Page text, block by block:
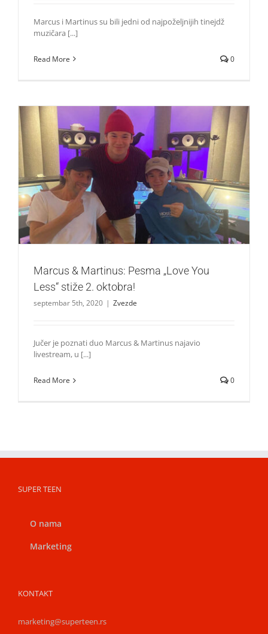
Marcus i Martinus su bili jedni od najpoželjnijih tinejdž
muzičara [...]
Read More 0
Marcus & Martinus: Pesma „Love You Less“ stiže 2.
oktobra!
Zvezde
Marcus & Martinus: Pesma „Love You
Less“ stiže 2. oktobra!
septembar 5th, 2020 | Zvezde
Jučer je poznati duo Marcus & Martinus najavio
livestream, u [...]
Read More 0
SUPER TEEN
O nama
Marketing
KONTAKT
marketing@superteen.rs